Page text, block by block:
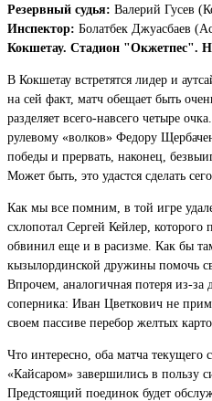
Резервный судья: Валерий Гусев
Инспектор: Болатбек Джуасбаев
Кокшетау. Стадион "Окжетпес".
В Кокшетау встретятся лидер и
на сей факт, матч обещает быть
разделяет всего-навсего четыре
рулевому «волков» Федору
победы и прервать, наконец,
Может быть, это удастся сделать
Как мы все помним, в той игре
схлопотал Сергей Кейлер,
обвинил еще и в расизме. Как бы
кызылординской дружины помочь
Впрочем, аналогичная потеря из-
соперника: Иван Цветкович не
своем пассиве перебор желтых
Что интересно, оба матча
«Кайсаром» завершились в пользу
Предстоящий поединок будет